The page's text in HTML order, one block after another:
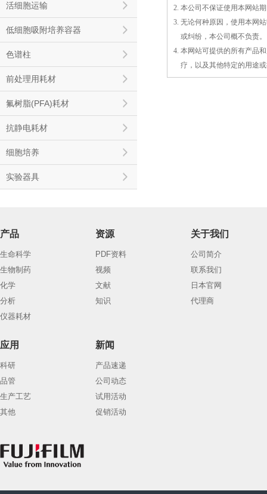
活细胞运输
低细胞吸附培养容器
色谱柱
前处理用耗材
氟树脂(PFA)耗材
抗静电耗材
细胞培养
实验器具
2. 本公司不保证使用本网站
3. 无论何种原因，使用本网
或纠纷，本公司概不负责。
4. 本网站可提供的所有产品
疗，以及其他特定的用途
产品
生命科学
生物制药
化学
分析
仪器耗材
资源
PDF资料
视频
文献
知识
关于我们
公司简介
联系我们
日本官网
代理商
应用
科研
品管
生产工艺
其他
新闻
产品速递
公司动态
试用活动
促销活动